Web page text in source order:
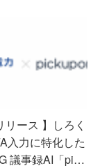
リース 】しろく
入力に特化した
議事録AI「pi…